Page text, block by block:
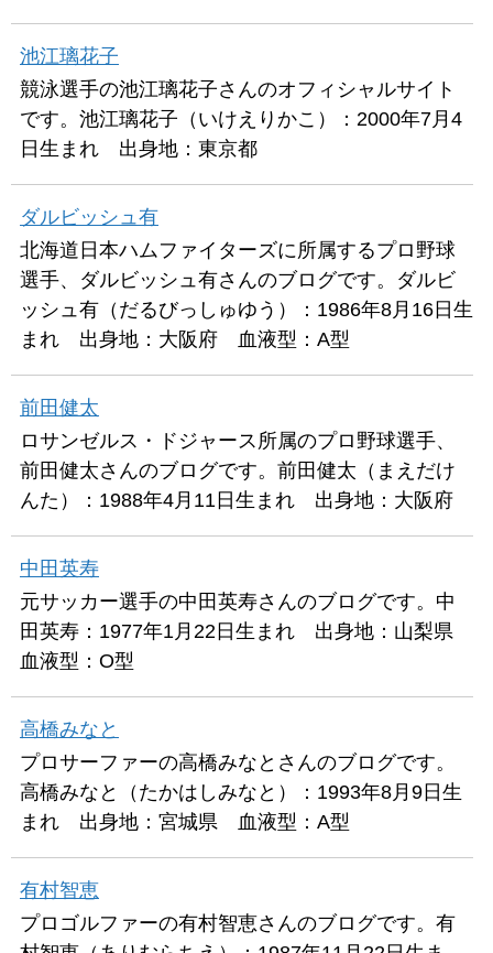
池江璃花子
競泳選手の池江璃花子さんのオフィシャルサイト
です。池江璃花子（いけえりかこ）：2000年7月4
日生まれ 出身地：東京都
ダルビッシュ有
北海道日本ハムファイターズに所属するプロ野球
選手、ダルビッシュ有さんのブログです。ダルビ
ッシュ有（だるびっしゅゆう）：1986年8月16日生
まれ 出身地：大阪府 血液型：A型
前田健太
ロサンゼルス・ドジャース所属のプロ野球選手、
前田健太さんのブログです。前田健太（まえだけ
んた）：1988年4月11日生まれ 出身地：大阪府
中田英寿
元サッカー選手の中田英寿さんのブログです。中
田英寿：1977年1月22日生まれ 出身地：山梨県
血液型：O型
高橋みなと
プロサーファーの高橋みなとさんのブログです。
高橋みなと（たかはしみなと）：1993年8月9日生
まれ 出身地：宮城県 血液型：A型
有村智恵
プロゴルファーの有村智恵さんのブログです。有